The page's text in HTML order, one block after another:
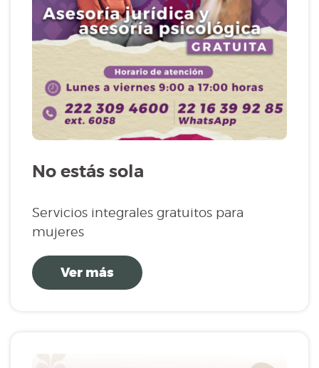
No estás sola
Servicios integrales gratuitos para
mujeres
Ver más